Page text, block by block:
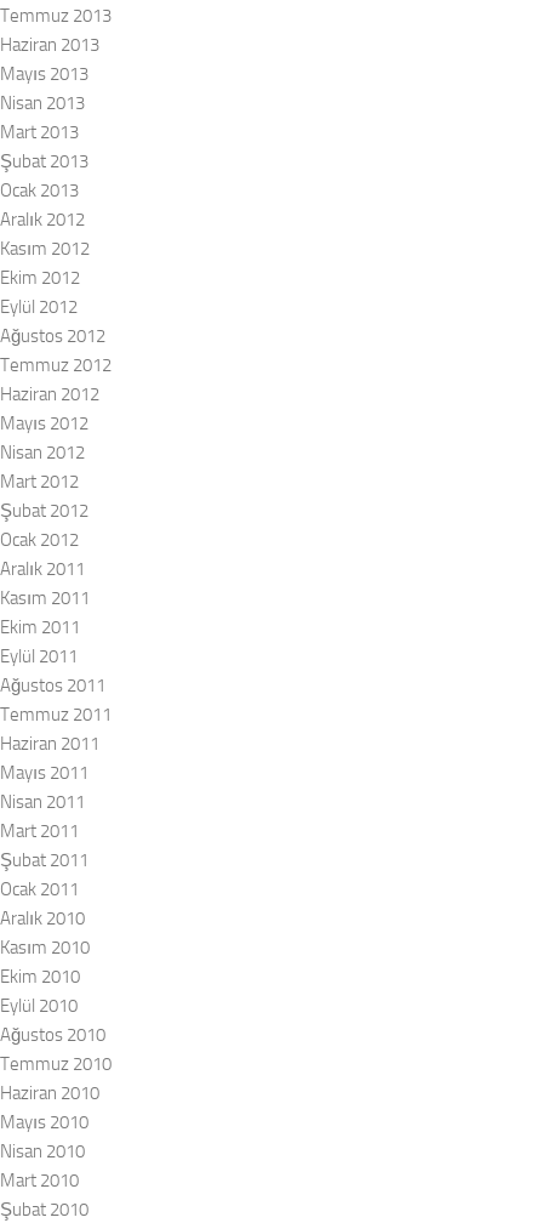
Temmuz 2013
Haziran 2013
Mayıs 2013
Nisan 2013
Mart 2013
Şubat 2013
Ocak 2013
Aralık 2012
Kasım 2012
Ekim 2012
Eylül 2012
Ağustos 2012
Temmuz 2012
Haziran 2012
Mayıs 2012
Nisan 2012
Mart 2012
Şubat 2012
Ocak 2012
Aralık 2011
Kasım 2011
Ekim 2011
Eylül 2011
Ağustos 2011
Temmuz 2011
Haziran 2011
Mayıs 2011
Nisan 2011
Mart 2011
Şubat 2011
Ocak 2011
Aralık 2010
Kasım 2010
Ekim 2010
Eylül 2010
Ağustos 2010
Temmuz 2010
Haziran 2010
Mayıs 2010
Nisan 2010
Mart 2010
Şubat 2010